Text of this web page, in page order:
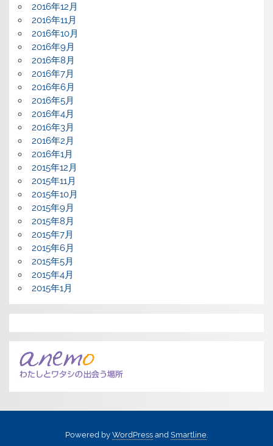
2016年12月
2016年11月
2016年10月
2016年9月
2016年8月
2016年7月
2016年6月
2016年5月
2016年4月
2016年3月
2016年2月
2016年1月
2015年12月
2015年11月
2015年10月
2015年9月
2015年8月
2015年7月
2015年6月
2015年5月
2015年4月
2015年1月
Powered by WordPress and Smartline